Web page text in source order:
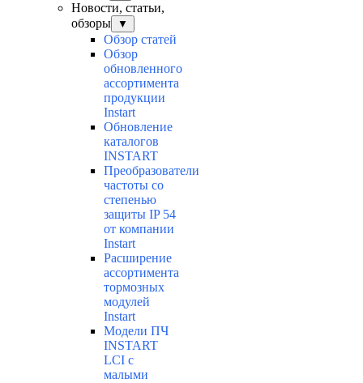
Новости, статьи,
обзоры
▼
Обзор статей
Обзор
обновленного
ассортимента
продукции
Instart
Обновление
каталогов
INSTART
Преобразователи
частоты со
степенью
защиты IP 54
от компании
Instart
Расширение
ассортимента
тормозных
модулей
Instart
Модели ПЧ
INSTART
LCI с
малыми